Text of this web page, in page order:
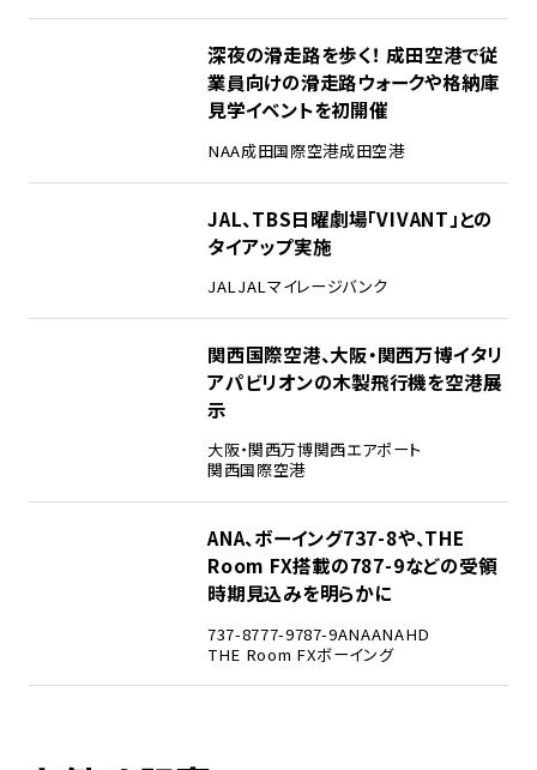
深夜の滑走路を歩く！ 成田空港で従
業員向けの滑走路ウォークや格納庫
見学イベントを初開催
NAA成田国際空港成田空港
JAL、TBS日曜劇場「VIVANT」との
タイアップ実施
JALJALマイレージバンク
関西国際空港、大阪・関西万博イタリ
アパビリオンの木製飛行機を空港展
示
大阪・関西万博関西エアポート
関西国際空港
ANA、ボーイング737-8や、THE
Room FX搭載の787-9などの受領
時期見込みを明らかに
737-8777-9787-9ANAANAHD
THE Room FXボーイング